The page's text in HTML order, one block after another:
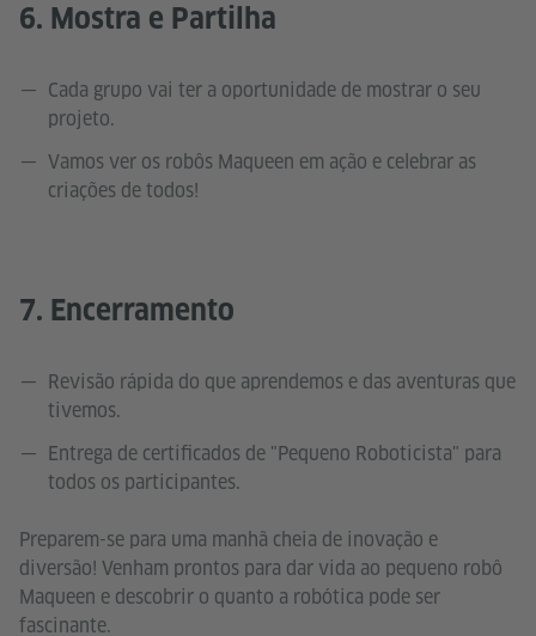
6. Mostra e Partilha
Cada grupo vai ter a oportunidade de mostrar o seu
projeto.
Vamos ver os robôs Maqueen em ação e celebrar as
criações de todos!
7. Encerramento
Revisão rápida do que aprendemos e das aventuras que
tivemos.
Entrega de certificados de "Pequeno Roboticista" para
todos os participantes.
Preparem-se para uma manhã cheia de inovação e
diversão! Venham prontos para dar vida ao pequeno robô
Maqueen e descobrir o quanto a robótica pode ser
fascinante.